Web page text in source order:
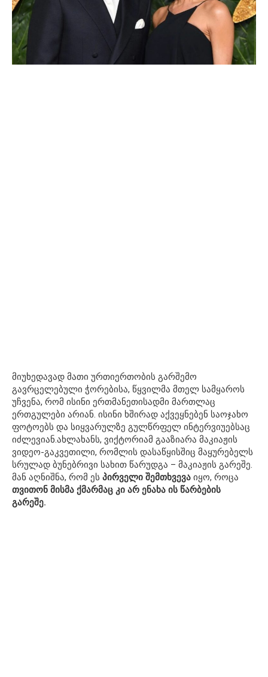
მიუხედავად მათი ურთიერთობის გარშემო
გავრცელებული ჭორებისა, წყვილმა მთელ სამყაროს
უჩვენა, რომ ისინი ერთმანეთისადმი მართლაც
ერთგულები არიან. ისინი ხშირად აქვეყნებენ საოჯახო
ფოტოებს და სიყვარულზე გულწრფელ ინტერვიუებსაც
იძლევიან.ახლახანს, ვიქტორიამ გააზიარა მაკიაჟის
ვიდეო-გაკვეთილი, რომლის დასაწყისშიც მაყურებელს
სრულად ბუნებრივი სახით წარუდგა – მაკიაჟის გარეშე.
მან აღნიშნა, რომ ეს პირველი შემთხვევა იყო, როცა
თვითონ მისმა ქმარმაც კი არ ენახა ის წარბების
გარეშე.